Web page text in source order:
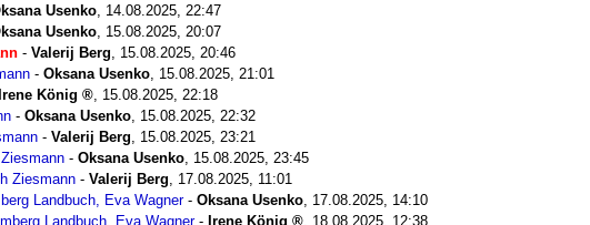
Usenko 14.08.2025, 22:47
Usenko 15.08.2025, 20:07
- Valerij Berg
15.08.2025, 20:46
- Oksana Usenko 15.08.2025, 21:01
König
15.08.2025, 22:18
- Oksana Usenko 15.08.2025, 22:32
- Valerij Berg
15.08.2025, 23:21
- Oksana Usenko 15.08.2025, 23:45
Ziesmann - Valerij Berg
17.08.2025, 11:01
Landbuch, Eva Wagner- Oksana Usenko 17.08.2025, 14:10
Landbuch, Eva Wagner- Irene König
18.08.2025, 12:38